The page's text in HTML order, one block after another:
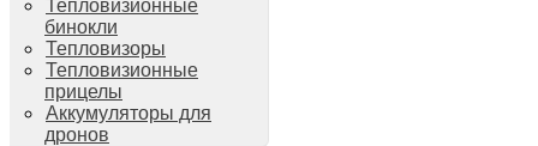
Тепловизионные
бинокли
Тепловизоры
Тепловизионные
прицелы
Аккумуляторы для
дронов